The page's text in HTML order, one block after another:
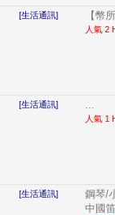
[生活通訊] 【幣
人氣 2
[生活通訊] ...
人氣 1
[生活通訊]
鋼琴/
中國